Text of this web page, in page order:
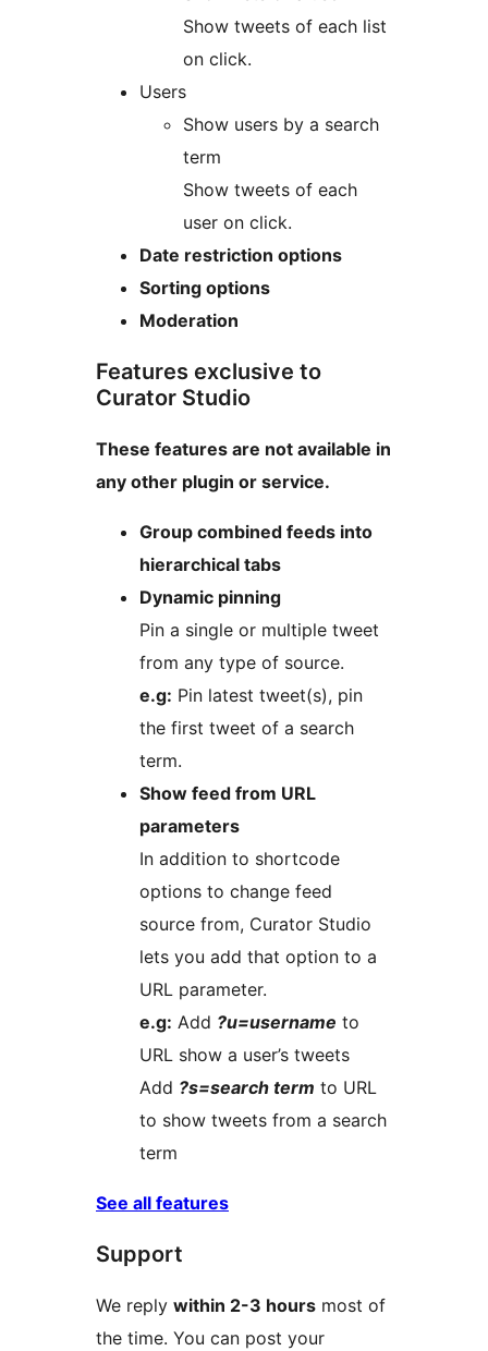
Show tweets of each list
on click.
Users
Show users by a search
term
Show tweets of each
user on click.
Date restriction options
Sorting options
Moderation
Features exclusive to
Curator Studio
These features are not available in
any other plugin or service.
Group combined feeds into
hierarchical tabs
Dynamic pinning
Pin a single or multiple tweet
from any type of source.
e.g: Pin latest tweet(s), pin
the first tweet of a search
term.
Show feed from URL
parameters
In addition to shortcode
options to change feed
source from, Curator Studio
lets you add that option to a
URL parameter.
e.g: Add ?u=username to
URL show a user’s tweets
Add ?s=search term to URL
to show tweets from a search
term
See all features
Support
We reply within 2-3 hours most of
the time. You can post your